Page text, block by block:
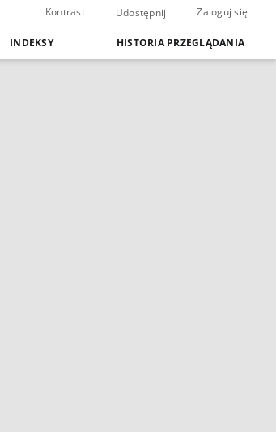
Kontrast Udostępnij Zaloguj się
INDEKSY HISTORIA PRZEGLĄDANIA